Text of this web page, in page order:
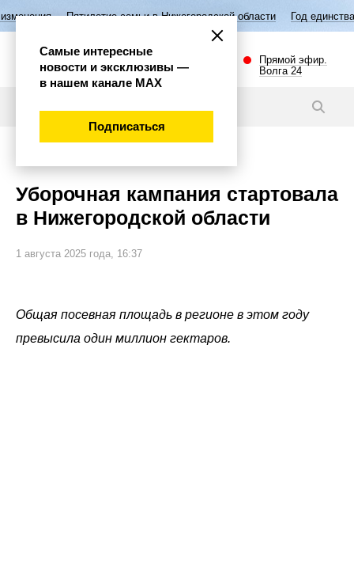
семьи в Нижегородской области Год единства народов России
Прямой эфир.
Волга 24
Уборочная кампания стартовала
в Нижегородской области
1 августа 2025 года, 16:37
Общая посевная площадь в регионе в этом году
превысила один миллион гектаров.
Самые интересные
новости и эксклюзивы —
в нашем канале МАХ
Подписаться